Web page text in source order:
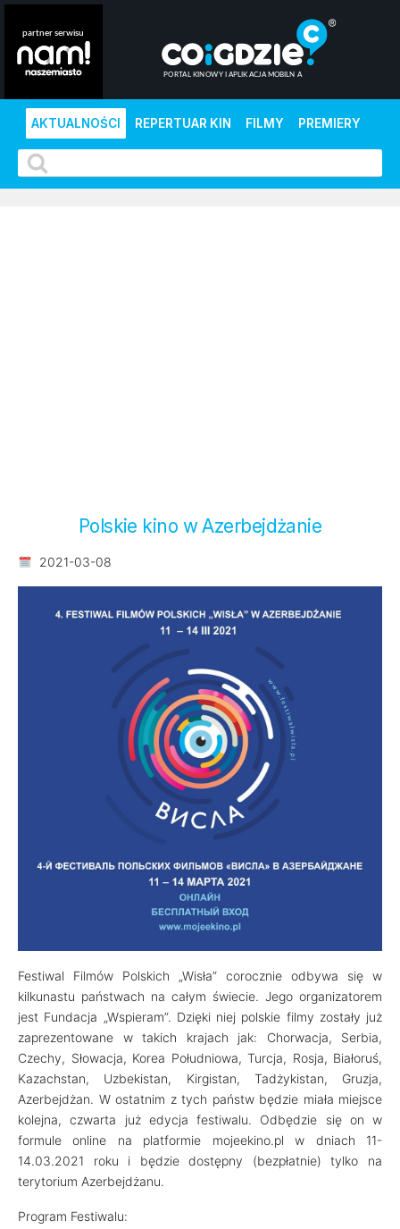
AKTUALNOŚCI REPERTUAR KIN FILMY PREMIERY
Polskie kino w Azerbejdżanie
2021-03-08
Festiwal Filmów Polskich „Wisła” corocznie odbywa się w
kilkunastu państwach na całym świecie. Jego organizatorem
jest Fundacja „Wspieram”. Dzięki niej polskie filmy zostały już
zaprezentowane w takich krajach jak: Chorwacja, Serbia,
Czechy, Słowacja, Korea Południowa, Turcja, Rosja, Białoruś,
Kazachstan, Uzbekistan, Kirgistan, Tadżykistan, Gruzja,
Azerbejdżan. W ostatnim z tych państw będzie miała miejsce
kolejna, czwarta już edycja festiwalu. Odbędzie się on w
formule online na platformie mojeekino.pl w dniach 11-
14.03.2021 roku i będzie dostępny (bezpłatnie) tylko na
terytorium Azerbejdżanu.
Program Festiwalu: